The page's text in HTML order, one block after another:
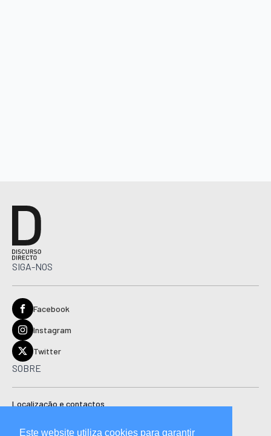
SIGA-NOS
Facebook
Instagram
Twitter
SOBRE
Localização e contactos
Este website utiliza cookies para garantir